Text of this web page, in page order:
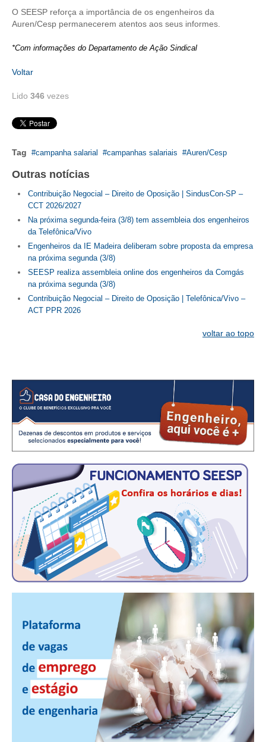
NÚCLEO DA MULHER ENGENHEIRA
CONTRIBUIÇÃO ASSISTENCIAL
CONTRIBUIÇÃO SINDICAL URBANA
REVISÃO DE APOSENTADORIA
FGTS EXPURGOS
FGTS CORREÇÃO
LEGISLAÇÃO
LEI 6.496/1977 – ART
RES 1.002/2002 – CÓDIGO DE ÉTICA
PISO SALARIAL
FIQUE POR DENTRO
OPORTUNIDADES
APRESENTAÇÃO
EMPREGO E ESTÁGIO
CARREIRA
NEWSLETTER
GUIA DAS ENGENHARIAS
CONTATO
CURSOS
ENGENHEIRO EMPREENDEDOR
O SEESP reforça a importância de os engenheiros da
Auren/Cesp permanecerem atentos aos seus informes.
*Com informações do Departamento de Ação Sindical
Voltar
Lido 346 vezes
Tag campanha salarial campanhas salariais Auren/Cesp
Outras notícias
Contribuição Negocial – Direito de Oposição | SindusCon-SP –
CCT 2026/2027
Na próxima segunda-feira (3/8) tem assembleia dos engenheiros
da Telefônica/Vivo
Engenheiros da IE Madeira deliberam sobre proposta da empresa
na próxima segunda (3/8)
SEESP realiza assembleia online dos engenheiros da Comgás
na próxima segunda (3/8)
Contribuição Negocial – Direito de Oposição | Telefônica/Vivo –
ACT PPR 2026
voltar ao topo